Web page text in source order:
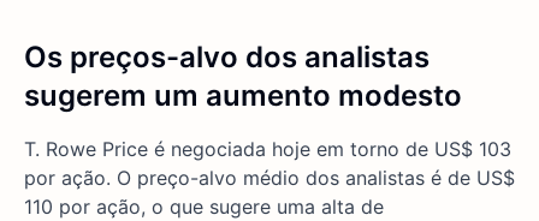
Os preços-alvo dos analistas
sugerem um aumento modesto
T. Rowe Price é negociada hoje em torno de US$ 103
por ação. O preço-alvo médio dos analistas é de US$
110 por ação, o que sugere uma alta de